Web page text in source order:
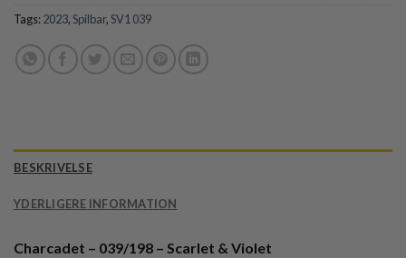
Tags:2023,Spilbar,SV1 039
BESKRIVELSE
YDERLIGERE INFORMATION
Charcadet – 039/198 – Scarlet & Violet